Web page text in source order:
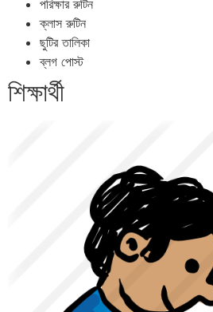
পরিক্ষার রুটিন
ক্লাস রুটিন
ছুটির তালিকা
ব্লগ পোস্ট
শিক্ষার্থী